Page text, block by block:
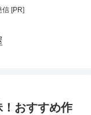
[PR]
！おすすめ作